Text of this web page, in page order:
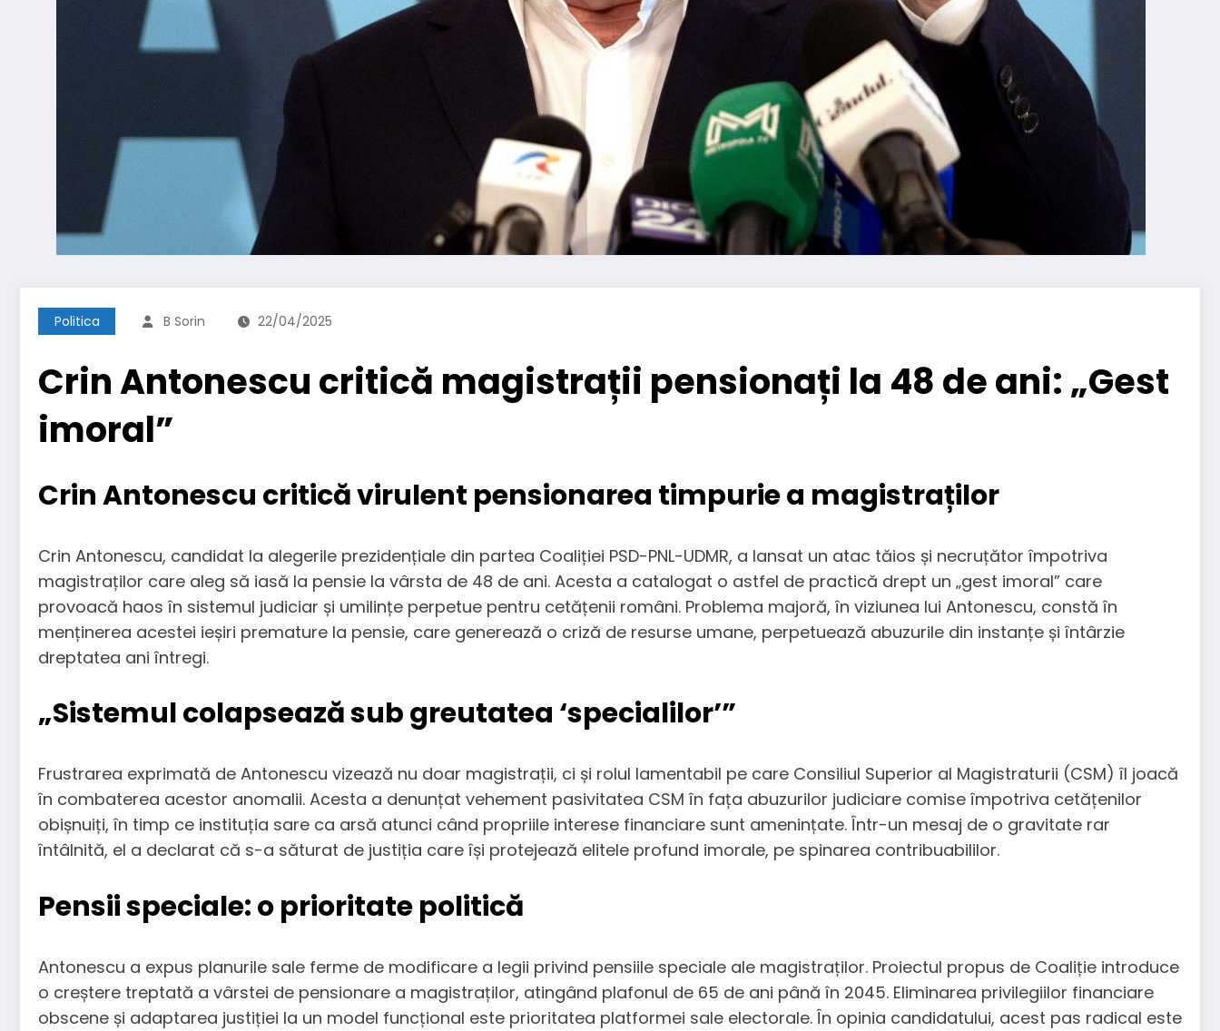
Politica B Sorin 22/04/2025
Crin Antonescu critică magistrații pensionați la 48 de ani: „Gest
imoral”
Crin Antonescu critică virulent pensionarea timpurie a magistraților
Crin Antonescu, candidat la alegerile prezidențiale din partea Coaliției PSD-PNL-UDMR, a lansat un atac tăios și necruțător împotriva
magistraților care aleg să iasă la pensie la vârsta de 48 de ani. Acesta a catalogat o astfel de practică drept un „gest imoral” care
provoacă haos în sistemul judiciar și umilințe perpetue pentru cetățenii români. Problema majoră, în viziunea lui Antonescu, constă în
menținerea acestei ieșiri premature la pensie, care generează o criză de resurse umane, perpetuează abuzurile din instanțe și întârzie
dreptatea ani întregi.
„Sistemul colapsează sub greutatea ‘specialilor’”
Frustrarea exprimată de Antonescu vizează nu doar magistrații, ci și rolul lamentabil pe care Consiliul Superior al Magistraturii (CSM) îl joacă
în combaterea acestor anomalii. Acesta a denunțat vehement pasivitatea CSM în fața abuzurilor judiciare comise împotriva cetățenilor
obișnuiți, în timp ce instituția sare ca arsă atunci când propriile interese financiare sunt amenințate. Într-un mesaj de o gravitate rar
întâlnită, el a declarat că s-a săturat de justiția care își protejează elitele profund imorale, pe spinarea contribuabililor.
Pensii speciale: o prioritate politică
Antonescu a expus planurile sale ferme de modificare a legii privind pensiile speciale ale magistraților. Proiectul propus de Coaliție introduce
o creștere treptată a vârstei de pensionare a magistraților, atingând plafonul de 65 de ani până în 2045. Eliminarea privilegiilor financiare
obscene și adaptarea justiției la un model funcțional este prioritatea platformei sale electorale. În opinia candidatului, acest pas radical este